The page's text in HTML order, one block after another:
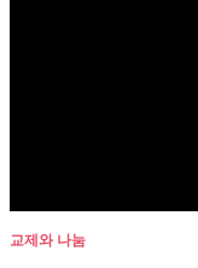
교제와 나눔